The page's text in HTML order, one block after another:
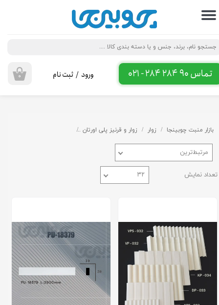
تماس 90 284 284 - 021 ۰ ورود / ثبت نام
حساب کاربری من
تغییر گذر واژه
سفارشات
خروج از حساب کاربری
بازار منبت چوبینجا زوار زوار و قرنیز پلی اورتان
مرتبط‌ترین
تعداد نمایش ۳۲